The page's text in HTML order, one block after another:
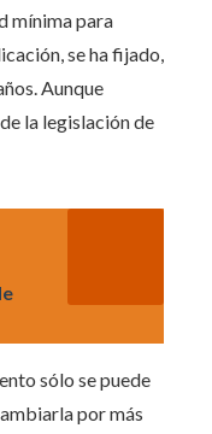
mínima para
se ha fijado,
Aunque
la legislación de
sólo se puede
por más